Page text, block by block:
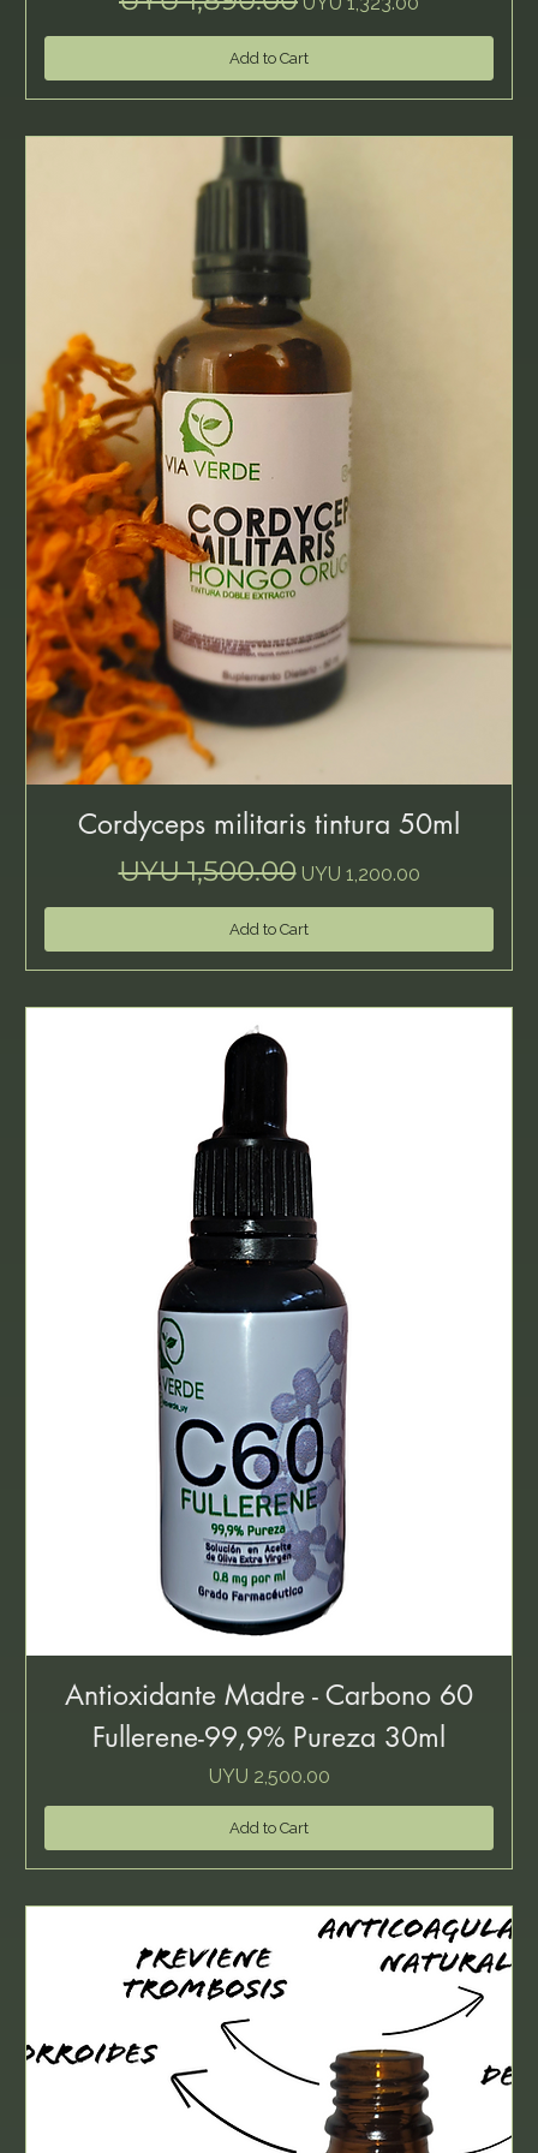
Add to Cart
Cordyceps militaris tintura 50ml
Regular Price
UYU 1,500.00 Sale Price
UYU 1,200.00
Add to Cart
Antioxidante Madre - Carbono 60
Fullerene-99,9% Pureza 30ml
Price
UYU 2,500.00
Add to Cart